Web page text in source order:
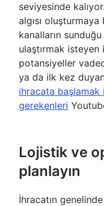
seviyesinde
algısı
kanalların
ulaştırmak
potansiyeller
ya da ilk kez
ihracata başlamak
gerekenleri
Lojistik ve
planlayın
İhracatın